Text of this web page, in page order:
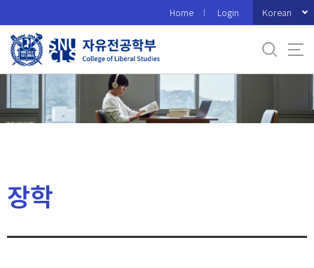
로
메
Home Login Korean
장학